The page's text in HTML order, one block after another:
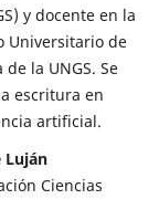
y docente en la
Universitario de
la UNGS. Se
escritura en
artificial.
Luján
Ciencias